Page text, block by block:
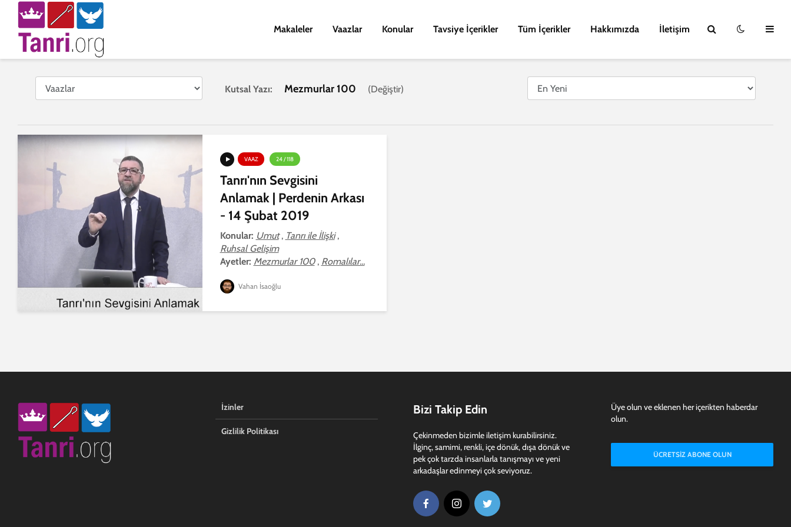
Makaleler Vaazlar Konular Tavsiye İçerikler Tüm İçerikler Hakkımızda İletişim
Kutsal Yazı: Mezmurlar 100 (Değiştir)
VAAZ 24 / 118
Tanrı'nın Sevgisini
Anlamak | Perdenin Arkası
- 14 Şubat 2019
Konular: Umut, Tanrı ile İlişki,
Ruhsal Gelişim
Ayetler: Mezmurlar 100, Romalılar...
Vahan İsaoğlu
İzinler
Gizlilik Politikası
Bizi Takip Edin
Çekinmeden bizimle iletişim kurabilirsiniz.
İlginç, samimi, renkli, içe dönük, dışa dönük ve
pek çok tarzda insanlarla tanışmayı ve yeni
arkadaşlar edinmeyi çok seviyoruz.
Üye olun ve eklenen her içerikten haberdar
olun.
ÜCRETSIZ ABONE OLUN